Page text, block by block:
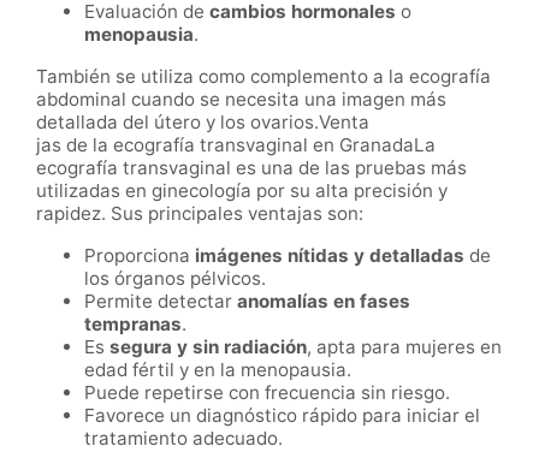
Evaluación de cambios hormonales o
menopausia.
También se utiliza como complemento a la ecografía
abdominal cuando se necesita una imagen más
detallada del útero y los ovarios.Venta
jas de la ecografía transvaginal en GranadaLa
ecografía transvaginal es una de las pruebas más
utilizadas en ginecología por su alta precisión y
rapidez. Sus principales ventajas son:
Proporciona imágenes nítidas y detalladas de
los órganos pélvicos.
Permite detectar anomalías en fases
tempranas.
Es segura y sin radiación, apta para mujeres en
edad fértil y en la menopausia.
Puede repetirse con frecuencia sin riesgo.
Favorece un diagnóstico rápido para iniciar el
tratamiento adecuado.